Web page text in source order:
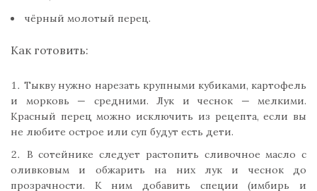
чёрный молотый перец.
Как готовить:
Тыкву нужно нарезать крупными кубиками, картофель
и морковь — средними. Лук и чеснок — мелкими.
Красный перец можно исключить из рецепта, если вы
не любите острое или суп будут есть дети.
В сотейнике следует растопить сливочное масло с
оливковым и обжарить на них лук и чеснок до
прозрачности. К ним добавить специи (имбирь и